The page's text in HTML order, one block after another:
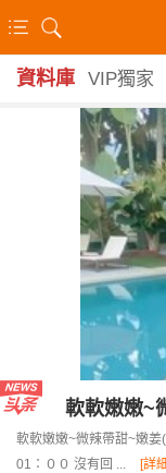
資料庫 VIP獨家
軟軟嫩嫩~
軟軟嫩嫩~微辣帶甜~嫩
01：００ 沒有回 ...
[詳